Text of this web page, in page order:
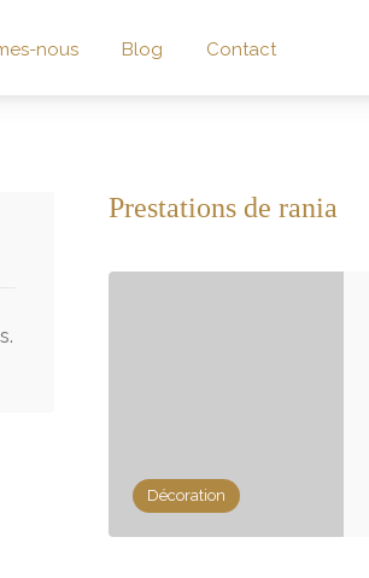
nous Blog Contact
Prestations de rania
Décoration